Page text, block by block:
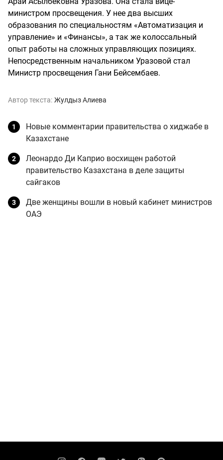
министром просвещения. У нее два высших
образования по специальностям «Автоматизация и
управление» и «Финансы», а так же колоссальный
опыт работы на сложных управляющих позициях.
Непосредственным начальником Уразовой стал
Министр просвещения Гани Бейсембаев.
Автор текста: Жулдыз Алиева
Новые комментарии правительства о хиджабе в
Казахстане
Леонардо Ди Каприо восхищен работой
правительство Казахстана в деле защиты
сайгаков
Две женщины вошли в новый кабинет министров
ОАЭ